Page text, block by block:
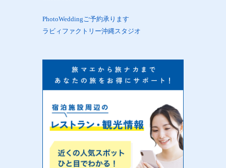
PhotoWeddingご予約承ります
ラビィファクトリー沖縄スタジオ